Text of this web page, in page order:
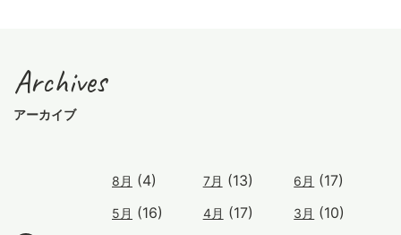
Archives
アーカイブ
8月 (4) 7月 (13) 6月 (17)
5月 (16) 4月 (17) 3月 (10)